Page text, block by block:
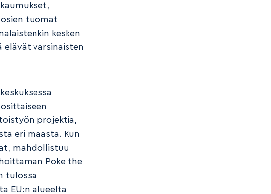
tuomat
kesken
elävät varsinaisten
projektia,
eri maasta. Kun
mahdollistuu
Poke the
tulossa
EU:n alueelta,